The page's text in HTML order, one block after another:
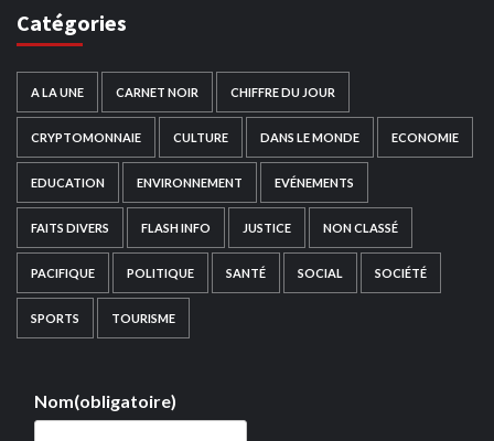
Catégories
A LA UNE CARNET NOIR CHIFFRE DU JOUR
CRYPTOMONNAIE CULTURE DANS LE MONDE ECONOMIE
EDUCATION ENVIRONNEMENT EVÉNEMENTS
FAITS DIVERS FLASH INFO JUSTICE NON CLASSÉ
PACIFIQUE POLITIQUE SANTÉ SOCIAL SOCIÉTÉ
SPORTS TOURISME
Nom(obligatoire)